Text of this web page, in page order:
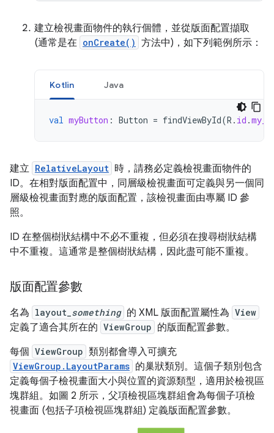
建立檢視畫面物件的執行個體，並從版面配置擷取
(通常是在 onCreate() 方法中)，如下列範例所示：
Kotlin Java
val myButton : Button = findViewById(R . id .
建立 RelativeLayout 時，請務必定義檢視畫面物件的
ID。在相對版面配置中，同層級檢視畫面可定義與另一個同
層級檢視畫面對應的版面配置，該檢視畫面由專屬 ID 參
照。
ID 在整個樹狀結構中不必不重複，但必須在搜尋樹狀結構
中不重複。這通常是整個樹狀結構，因此盡可能不重複。
版面配置參數
名為 layout_ something 的 XML 版面配置屬性為 View
定義了適合其所在的 ViewGroup 的版面配置參數。
每個 ViewGroup 類別都會導入可擴充
ViewGroup.LayoutParams 的巢狀類別。這個子類別包含
定義每個子檢視畫面大小與位置的資源類型，適用於檢視區
塊群組。如圖 2 所示，父項檢視區塊群組會為每個子項檢
視畫面 (包括子項檢視區塊群組) 定義版面配置參數。